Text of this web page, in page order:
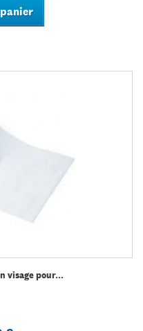
visage pour...